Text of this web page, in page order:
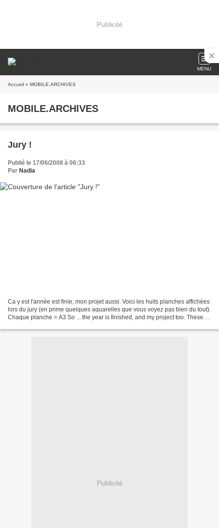
Publicité
MENU
Accueil » MOBILE.ARCHIVES
MOBILE.ARCHIVES
Jury !
Publié le 17/06/2008 à 06:33
Par Nadia
Ca y est l'année est finie, mon projet aussi. Voici les huits planches affichées
lors du jury (en prime quelques aquarelles que vous voyez pas bien du tout).
Chaque planche = A3 So ... the year is finished, and my project too. These
Publicité